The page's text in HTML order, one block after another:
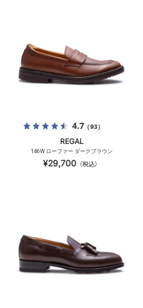
4.7（93）
REGAL
146W ローファー ダークブラウン
¥29,700（税込）